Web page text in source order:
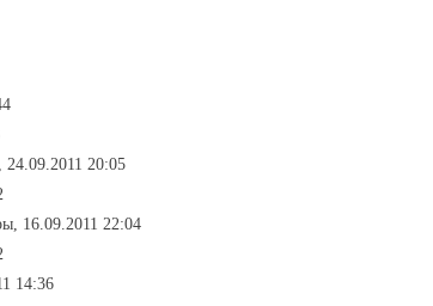
20:05
16.09.2011 22:04
14:36